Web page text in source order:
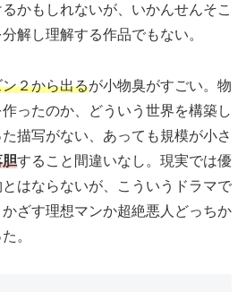
かもしれないが、いかんせんそこ
解し理解する作品でもない。
２から出るが小物臭がすごい。物
ったのか、どういう世界を構築し
描写がない、あっても規模が小さ
胆すること間違いなし。現実では優
はならないが、こういうドラマで
ざす理想マンか超絶悪人どっちか
。